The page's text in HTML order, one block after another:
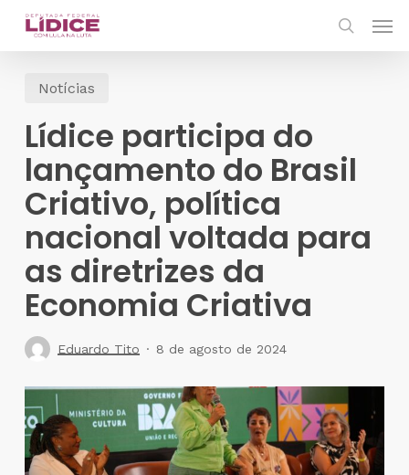
Skip
contentNotícias
Lídice participa do
lançamento do Brasil
Criativo, política
nacional voltada para
as diretrizes da
Economia Criativa
Eduardo Tito 8 de agosto de 2024